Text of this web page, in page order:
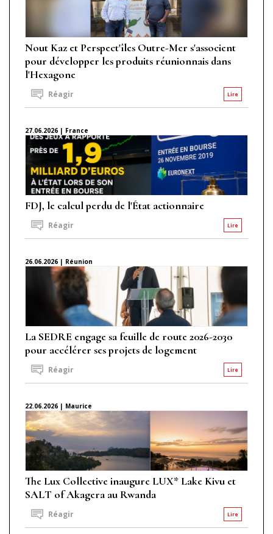
Nout Kaz et Perspect'îles Outre-Mer s'associent
pour développer les produits réunionnais dans
l'Hexagone
Lire
Réagir
27.06.2026 | France
FDJ, le calcul perdu de l'État actionnaire
Lire
Réagir
26.06.2026 | Réunion
La SEDRE engage sa feuille de route 2026-2030
pour accélérer ses projets de logement
Lire
Réagir
22.06.2026 | Maurice
The Lux Collective inaugure LUX* Lake Kivu et
SALT of Akagera au Rwanda
Lire
Réagir